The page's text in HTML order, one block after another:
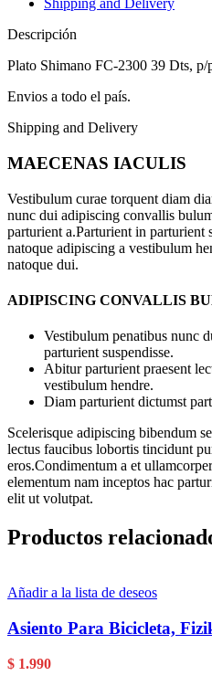
Shipping and Delivery
Descripción
Plato Shimano FC-2300 39 Dts,
Envios a todo el país.
Shipping and Delivery
MAECENAS IACULIS
Vestibulum curae torquent diam
nunc dui adipiscing convallis
parturient a.Parturient in parturient
natoque adipiscing a vestibulum
natoque dui.
ADIPISCING CONVALLIS
Vestibulum penatibus nunc
parturient suspendisse.
Abitur parturient praesent
vestibulum hendre.
Diam parturient dictumst
Scelerisque adipiscing bibendum
lectus faucibus lobortis tincidunt
eros.Condimentum a et
elementum nam inceptos hac
elit ut volutpat.
Productos
Añadir a la lista de deseos
Asiento Para Bicicleta,
$ 1.990